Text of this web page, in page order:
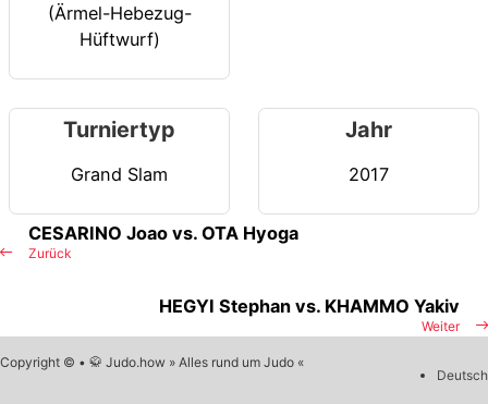
(Ärmel-Hebezug-
Hüftwurf)
Turniertyp
Grand Slam
Jahr
2017
Zurück
CESARINO Joao vs. OTA Hyoga
Weiter
HEGYI Stephan vs. KHAMMO Yakiv
Copyright © • 🥋 Judo.how » Alles rund um Judo «
Deutsch